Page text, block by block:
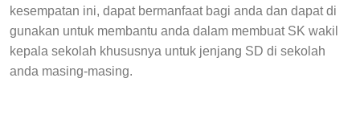
kesempatan ini, dapat bermanfaat bagi anda dan dapat di
gunakan untuk membantu anda dalam membuat SK wakil
kepala sekolah khususnya untuk jenjang SD di sekolah
anda masing-masing.